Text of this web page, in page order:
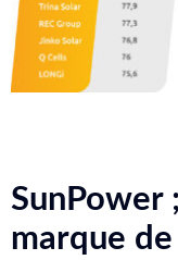
SunPower
marque